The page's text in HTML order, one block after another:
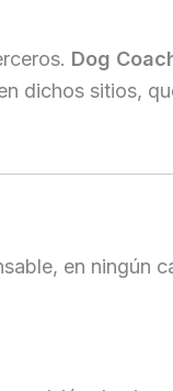
Dog
dichos sitios,
en ningún